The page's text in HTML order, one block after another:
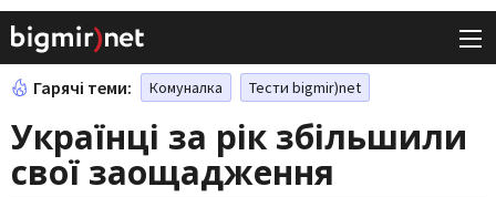
Гарячі теми: Комуналка Тести bigmir)net
Українці за рік збільшили
свої заощадження